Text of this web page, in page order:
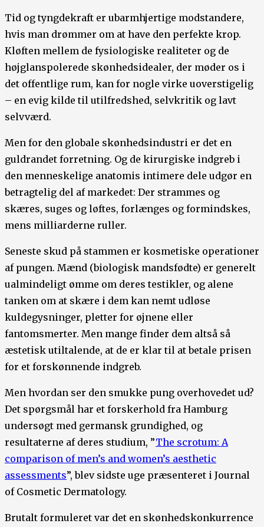
Tid og tyngdekraft er ubarmhjertige modstandere,
hvis man drømmer om at have den perfekte krop.
Kløften mellem de fysiologiske realiteter og de
højglanspolerede skønhedsidealer, der møder os i
det offentlige rum, kan for nogle virke uoverstigelig
– en evig kilde til utilfredshed, selvkritik og lavt
selvværd.
Men for den globale skønhedsindustri er det en
guldrandet forretning. Og de kirurgiske indgreb i
den menneskelige anatomis intimere dele udgør en
betragtelig del af markedet: Der strammes og
skæres, suges og løftes, forlænges og formindskes,
mens milliarderne ruller.
Seneste skud på stammen er kosmetiske operationer
af pungen. Mænd (biologisk mandsfødte) er generelt
ualmindeligt ømme om deres testikler, og alene
tanken om at skære i dem kan nemt udløse
kuldegysninger, pletter for øjnene eller
fantomsmerter. Men mange finder dem altså så
æstetisk utiltalende, at de er klar til at betale prisen
for et forskønnende indgreb.
Men hvordan ser den smukke pung overhovedet ud?
Det spørgsmål har et forskerhold fra Hamburg
undersøgt med germansk grundighed, og
resultaterne af deres studium, ”The scrotum: A
comparison of men’s and women’s aesthetic
assessments”, blev sidste uge præsenteret i Journal
of Cosmetic Dermatology.
Brutalt formuleret var det en skønhedskonkurrence